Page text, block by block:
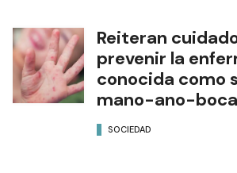
Reiteran
prevenir la
conocida como
mano-ano-boca
SOCIEDAD